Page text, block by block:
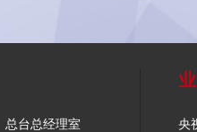
总台总经理室 央